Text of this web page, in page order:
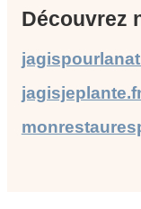
Découvrez